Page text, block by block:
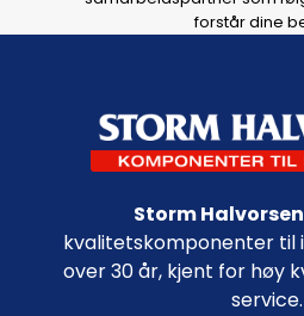
forstår dine
Storm Halvorsen
kvalitetskomponenter til
over 30 år, kjent for høy
service.